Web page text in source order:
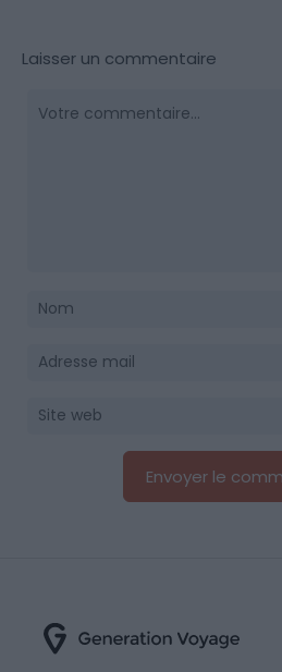
Laisser un commentaire